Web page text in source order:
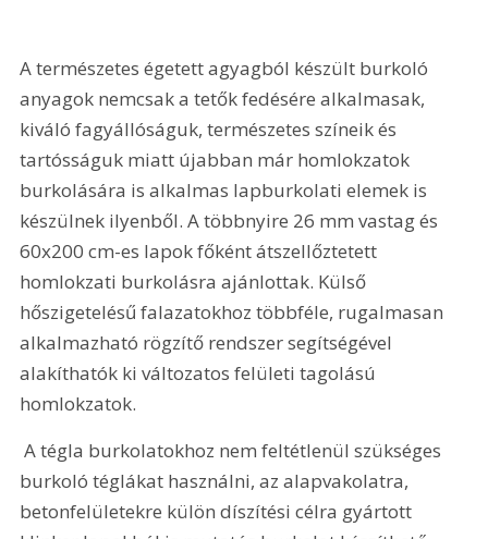
A természetes égetett agyagból készült burkoló
anyagok nemcsak a tetők fedésére alkalmasak,
kiváló fagyállóságuk, természetes színeik és
tartósságuk miatt újabban már homlokzatok
burkolására is alkalmas lapburkolati elemek is
készülnek ilyenből. A többnyire 26 mm vastag és
60x200 cm-es lapok főként átszellőztetett
homlokzati burkolásra ajánlottak. Külső
hőszigetelésű falazatokhoz többféle, rugalmasan
alkalmazható rögzítő rendszer segítségével
alakíthatók ki változatos felületi tagolású
homlokzatok.
A tégla burkolatokhoz nem feltétlenül szükséges
burkoló téglákat használni, az alapvakolatra,
betonfelületekre külön díszítési célra gyártott